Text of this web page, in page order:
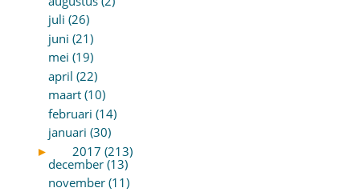
juli (26)
juni (21)
mei (19)
april (22)
maart (10)
februari (14)
januari (30)
►
2017 (213)
december (13)
november (11)